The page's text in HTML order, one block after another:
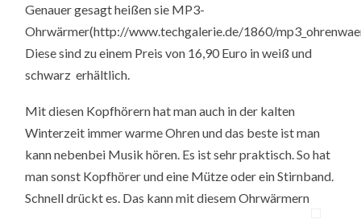
Genauer gesagt heißen sie MP3-
Ohrwärmer(http://www.techgalerie.de/1860/
Diese sind zu einem Preis von 16,90 Euro in weiß und
schwarz erhältlich.
Mit diesen Kopfhörern hat man auch in der kalten
Winterzeit immer warme Ohren und das beste ist man
kann nebenbei Musik hören. Es ist sehr praktisch. So hat
man sonst Kopfhörer und eine Mütze oder ein Stirnband.
Schnell drückt es. Das kann mit diesem Ohrwärmern